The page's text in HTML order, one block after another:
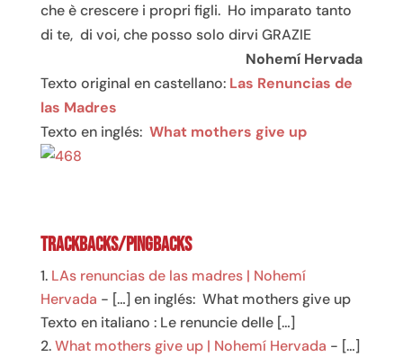
che è crescere i propri figli. Ho imparato tanto
di te, di voi, che posso solo dirvi GRAZIE
Nohemí Hervada
Texto original en castellano:Las Renuncias de
las Madres
Texto en inglés: What mothers give up
Trackbacks/Pingbacks
LAs renuncias de las madres | Nohemí
Hervada - […] en inglés: What mothers give up
Texto en italiano : Le renuncie delle […]
What mothers give up | Nohemí Hervada - […]